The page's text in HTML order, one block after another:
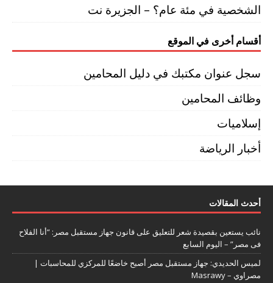
الشخصية في مئة عام؟ – الجزيرة نت
أقسام أخرى في الموقع
سجل عنوان مكتبك في دليل المحامين
وظائف المحامين
إسلاميات
أخبار الرياضة
أحدث المقالات
نائب يستعين بقصيدة شعر للتعليق على قانون جهاز مستقبل مصر: “أنا الفلاح
فى مصر” – اليوم السابع
لميس الحديدي: جهاز مستقبل مصر أصبح خاضعًا للمركزي للمحاسبات |
مصراوي – Masrawy